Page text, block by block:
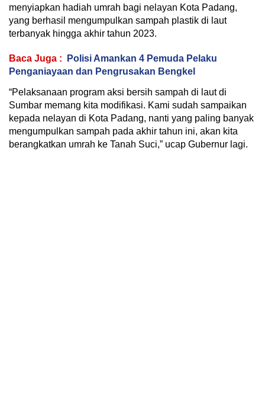
menyiapkan hadiah umrah bagi nelayan Kota Padang,
yang berhasil mengumpulkan sampah plastik di laut
terbanyak hingga akhir tahun 2023.
Baca Juga :
Polisi Amankan 4 Pemuda Pelaku
Penganiayaan dan Pengrusakan Bengkel
“Pelaksanaan program aksi bersih sampah di laut di
Sumbar memang kita modifikasi. Kami sudah sampaikan
kepada nelayan di Kota Padang, nanti yang paling banyak
mengumpulkan sampah pada akhir tahun ini, akan kita
berangkatkan umrah ke Tanah Suci,” ucap Gubernur lagi.